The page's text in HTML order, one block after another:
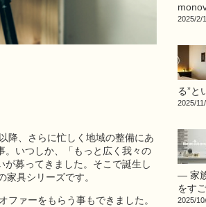
降、さらに忙しく地域の整備にあ
。いつしか、「もっと広く我々の
募ってきました。そこで誕生し
具シリーズです。
ァーをもらう事もできました。
2025/2/
る”と
2025/
― 家
をす
2025/